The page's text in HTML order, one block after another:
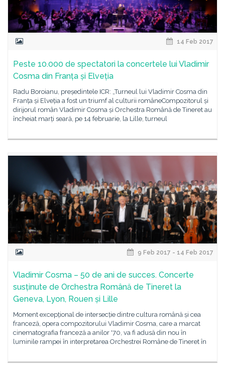
14 Feb 2017
Peste 10.000 de spectatori la concertele lui Vladimir
Cosma din Franța și Elveția
Radu Boroianu, președintele ICR: „Turneul lui Vladimir Cosma din
Franța și Elveția a fost un triumf al culturii româneCompozitorul și
dirijorul român Vladimir Cosma și Orchestra Română de Tineret au
încheiat marți seară, pe 14 februarie, la Lille, turneul
9 Feb 2017 - 14 Feb 2017
Vladimir Cosma – 50 de ani de succes. Concerte
susținute de Orchestra Română de Tineret la
Geneva, Lyon, Rouen și Lille
Moment excepțional de intersecție dintre cultura română și cea
franceză, opera compozitorului Vladimir Cosma, care a marcat
cinematografia franceză a anilor '70, va fi adusă din nou în
luminile rampei în interpretarea Orchestrei Române de Tineret în